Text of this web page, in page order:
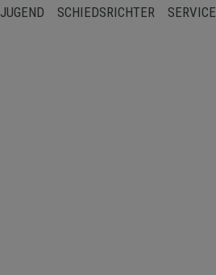
JUGEND SCHIEDSRICHTER SERVICE